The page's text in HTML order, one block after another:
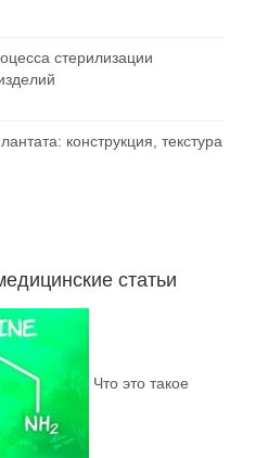
стерилизации
конструкция, текстура
статьи
Что это такое